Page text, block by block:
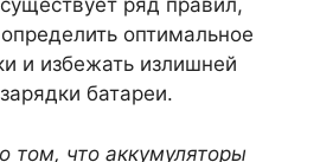
ряд правил,
оптимальное
и избежать излишней
батареи.
том, что аккумуляторы